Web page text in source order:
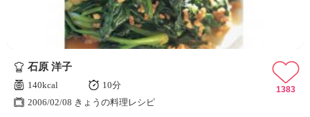
石原 洋子
140kcal
10分
2006/02/08 きょうの料理レシピ
1383